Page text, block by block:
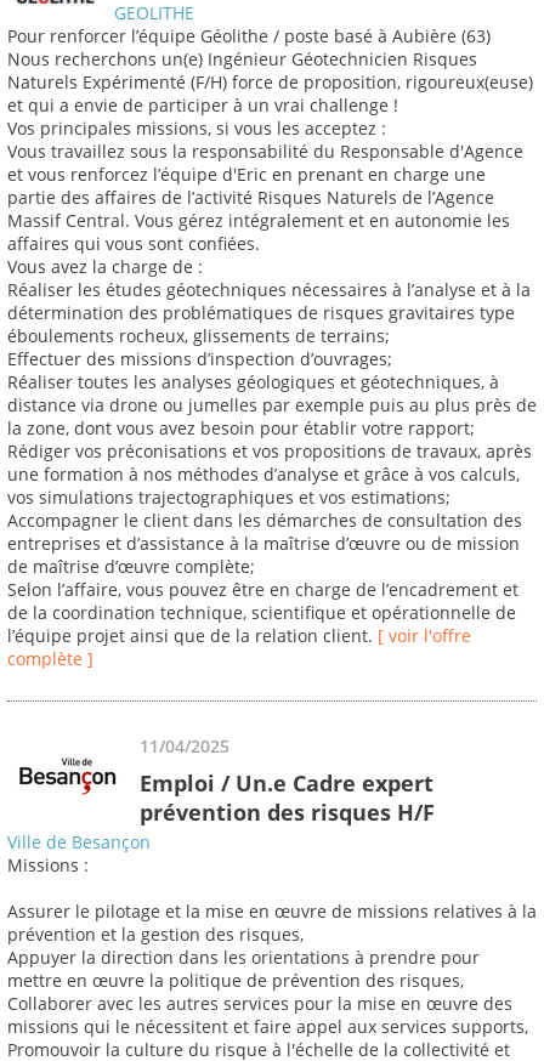
GEOLITHE
Pour renforcer l’équipe Géolithe / poste basé à Aubière (63)
Nous recherchons un(e) Ingénieur Géotechnicien Risques
Naturels Expérimenté (F/H) force de proposition, rigoureux(euse)
et qui a envie de participer à un vrai challenge !
Vos principales missions, si vous les acceptez :
Vous travaillez sous la responsabilité du Responsable d'Agence
et vous renforcez l’équipe d'Eric en prenant en charge une
partie des affaires de l’activité Risques Naturels de l’Agence
Massif Central. Vous gérez intégralement et en autonomie les
affaires qui vous sont confiées.
Vous avez la charge de :
Réaliser les études géotechniques nécessaires à l’analyse et à la
détermination des problématiques de risques gravitaires type
éboulements rocheux, glissements de terrains;
Effectuer des missions d’inspection d’ouvrages;
Réaliser toutes les analyses géologiques et géotechniques, à
distance via drone ou jumelles par exemple puis au plus près de
la zone, dont vous avez besoin pour établir votre rapport;
Rédiger vos préconisations et vos propositions de travaux, après
une formation à nos méthodes d’analyse et grâce à vos calculs,
vos simulations trajectographiques et vos estimations;
Accompagner le client dans les démarches de consultation des
entreprises et d’assistance à la maîtrise d’œuvre ou de mission
de maîtrise d’œuvre complète;
Selon l’affaire, vous pouvez être en charge de l’encadrement et
de la coordination technique, scientifique et opérationnelle de
l’équipe projet ainsi que de la relation client. [ voir l'offre
complète ]
11/04/2025
Emploi / Un.e Cadre expert
prévention des risques H/F
Ville de Besançon
Missions :
Assurer le pilotage et la mise en œuvre de missions relatives à la
prévention et la gestion des risques,
Appuyer la direction dans les orientations à prendre pour
mettre en œuvre la politique de prévention des risques,
Collaborer avec les autres services pour la mise en œuvre des
missions qui le nécessitent et faire appel aux services supports,
Promouvoir la culture du risque à l'échelle de la collectivité et